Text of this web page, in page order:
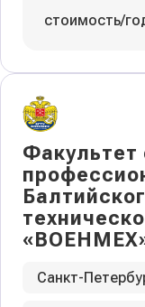
стоимость/
Факультет
Санкт-